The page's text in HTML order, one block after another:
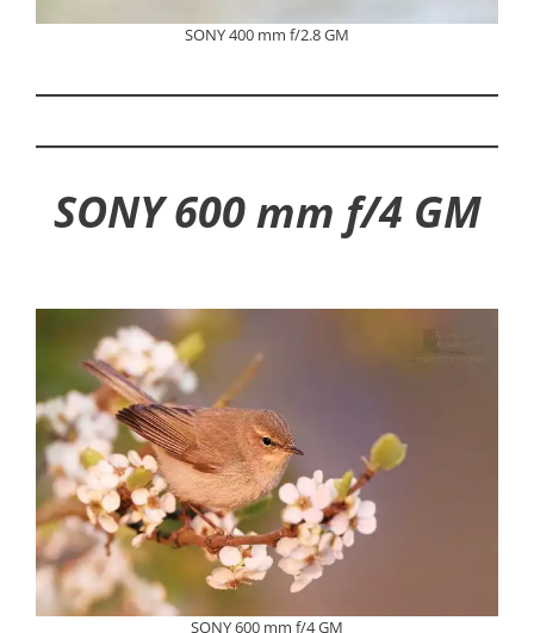
SONY 400 mm f/2.8 GM
SONY 600 mm f/4 GM
SONY 600 mm f/4 GM